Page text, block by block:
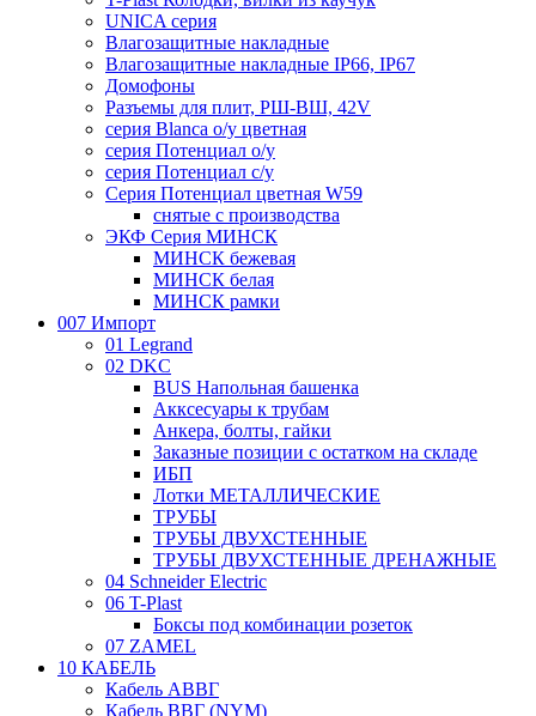
UNICA серия
Влагозащитные накладные
Влагозащитные накладные IP66, IP67
Домофоны
Разъемы для плит, РШ-ВШ, 42V
серия Blanca о/у цветная
серия Потенциал о/у
серия Потенциал с/у
Серия Потенциал цветная W59
снятые с производства
ЭКФ Серия МИНСК
МИНСК бежевая
МИНСК белая
МИНСК рамки
007 Импорт
01 Legrand
02 DKC
BUS Напольная башенка
Акксесуары к трубам
Анкера, болты, гайки
Заказные позиции с остатком на складе
ИБП
Лотки МЕТАЛЛИЧЕСКИЕ
ТРУБЫ
ТРУБЫ ДВУХСТЕННЫЕ
ТРУБЫ ДВУХСТЕННЫЕ ДРЕНАЖНЫЕ
04 Schneider Electric
06 T-Plast
Боксы под комбинации розеток
07 ZAMEL
10 КАБЕЛЬ
Кабель АВВГ
Кабель ВВГ (NYM)